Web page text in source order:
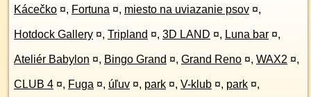
Kácečko ¤, Fortuna ¤, miesto na uviazanie psov ¤,
Hotdock Gallery ¤, Tripland ¤, 3D LAND ¤, Luna bar ¤,
Ateliér Babylon ¤, Bingo Grand ¤, Grand Reno ¤, WAX2 ¤,
CLUB 4 ¤, Fuga ¤, úľuv ¤, park ¤, V-klub ¤, park ¤,